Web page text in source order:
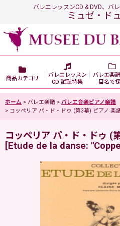
バレエレッスンCD & DVD、バ
ミュゼ・ド
商品カテゴリ
バレエレッスン
CD 試聴特集
バレエ楽
目名で
ホーム > バレエ楽譜 > バレエ音楽ピアノ楽譜
> コッペリア パ・ド・ドゥ (第3幕) ピアノ 楽
コッペリア パ・ド・ドゥ (
[Etude de la danse: